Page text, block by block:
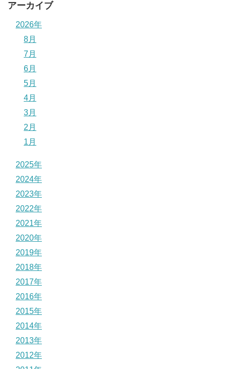
アーカイブ
2026年
8月
7月
6月
5月
4月
3月
2月
1月
2025年
2024年
2023年
2022年
2021年
2020年
2019年
2018年
2017年
2016年
2015年
2014年
2013年
2012年